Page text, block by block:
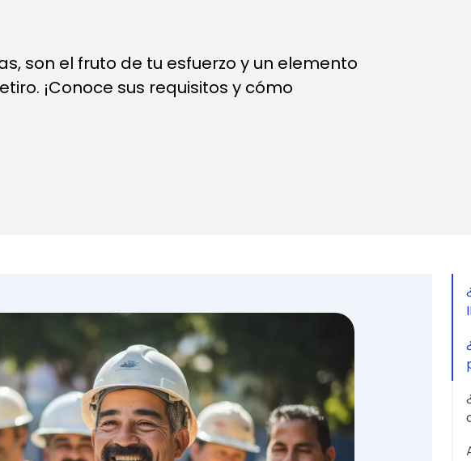
son el fruto de tu esfuerzo y un elemento
¡Conoce sus requisitos y cómo